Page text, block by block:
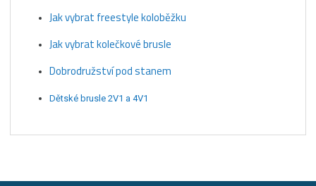
Jak vybrat freestyle koloběžku
Jak vybrat kolečkové brusle
Dobrodružství pod stanem
Dětské brusle 2V1 a 4V1